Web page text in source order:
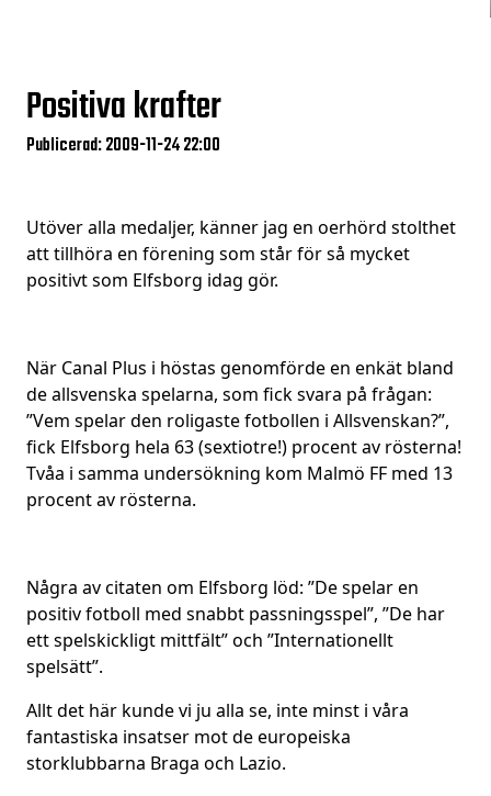
Positiva krafter
Publicerad: 2009-11-24 22:00
Utöver alla medaljer, känner jag en oerhörd stolthet
att tillhöra en förening som står för så mycket
positivt som Elfsborg idag gör.
När Canal Plus i höstas genomförde en enkät bland
de allsvenska spelarna, som fick svara på frågan:
”Vem spelar den roligaste fotbollen i Allsvenskan?”,
fick Elfsborg hela 63 (sextiotre!) procent av rösterna!
Tvåa i samma undersökning kom Malmö FF med 13
procent av rösterna.
Några av citaten om Elfsborg löd: ”De spelar en
positiv fotboll med snabbt passningsspel”, ”De har
ett spelskickligt mittfält” och ”Internationellt
spelsätt”.
Allt det här kunde vi ju alla se, inte minst i våra
fantastiska insatser mot de europeiska
storklubbarna Braga och Lazio.